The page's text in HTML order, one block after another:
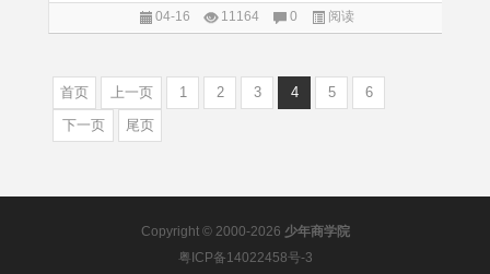
04-16 11164 0 阅读
首页 上一页 1 2 3 4 5
6
下一页
尾页
Copyright © 2000-2026 少年商学院
粤ICP备14022458号-3